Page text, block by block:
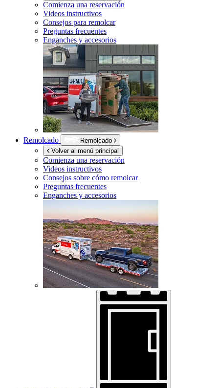
Comienza una reservación
Videos instructivos
Consejos para remolcar
Preguntas frecuentes
Enganches y accesorios
Remolcado
Remolcado
Volver al menú principal
Comienza una reservación
Videos instructivos
Consejos sobre cómo remolcar
Preguntas frecuentes
Enganches y accesorios